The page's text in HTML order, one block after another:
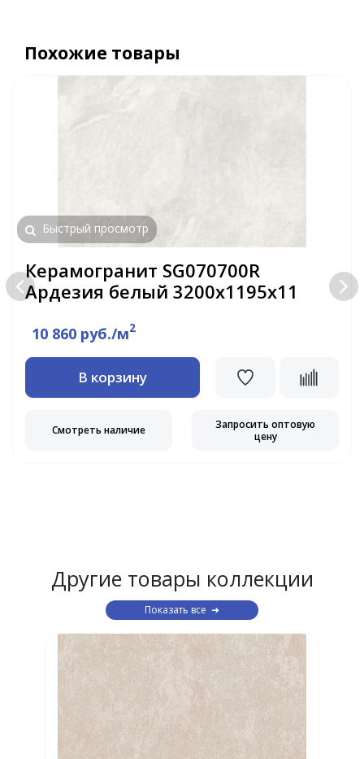
Похожие товары
Быстрый просмотр
Керамогранит SG070700R
Ардезия белый 3200х1195х11
10 860 руб./м2
В корзину
Смотреть наличие
Запросить оптовую
цену
Другие товары коллекции
Показать все